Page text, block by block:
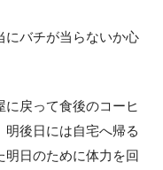
にバチが当らないか心
に戻って食後のコーヒ
後日には自宅へ帰る
明日のために体力を回